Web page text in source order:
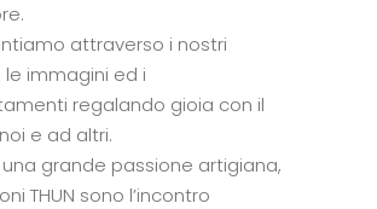
attraverso i nostri
immagini ed i
regalando gioia con il
e ad altri.
grande passione artigiana,
THUN sono l’incontro